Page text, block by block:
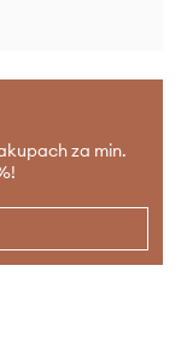
za min.